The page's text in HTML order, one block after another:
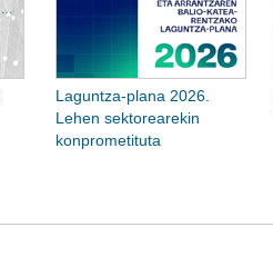
Laguntza-plana 2026.
Lehen sektorearekin
konprometituta